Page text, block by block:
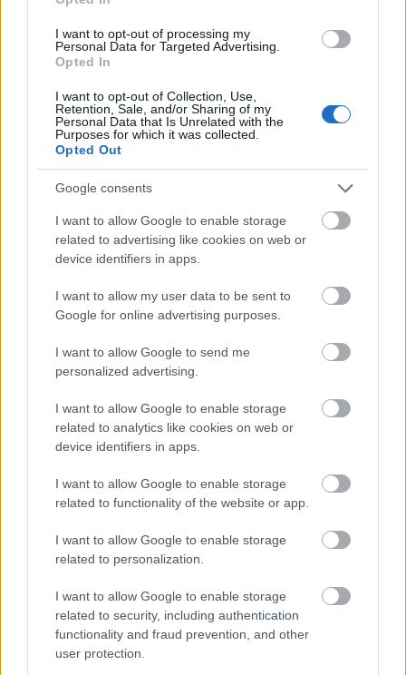
I want to opt-out of processing my
Personal Data for Targeted Advertising.
Opted In
I want to opt-out of Collection, Use,
Retention, Sale, and/or Sharing of my
Personal Data that Is Unrelated with the
Purposes for which it was collected.
Opted Out
Google consents
I want to allow Google to enable storage
related to advertising like cookies on web or
device identifiers in apps.
I want to allow my user data to be sent to
Google for online advertising purposes.
I want to allow Google to send me
personalized advertising.
I want to allow Google to enable storage
related to analytics like cookies on web or
device identifiers in apps.
I want to allow Google to enable storage
related to functionality of the website or app.
I want to allow Google to enable storage
related to personalization.
I want to allow Google to enable storage
related to security, including authentication
functionality and fraud prevention, and other
user protection.
„Nem múlt el nyomtalanul” -
Honfoglalás kori leletek Pest
Sírásók naplója•2011. október 10.
Mint korábban mi is hírt adtunk róla, Pest megye
honfoglalás kori gyűjteménye az utóbbi egy évben
csodás leletekkel gazdagodott, beruházásoktól és
gazdasági tőkétől függetlenül – elkötelezett civil
örökségvédőknek köszönhetően. A Pest Megyei
Múzeumok Igazgatósága…
Végveszélyben a magyar régészeti
Gyucha Attila - Lassányi Gábor• 2011. szeptember 30.
- Emberek, van egy jó, meg rossz hírem! – hirdeti ki a
hajcsár az evezősöknek a gályán. - A jó hír az, hogy
holnap mindenki dupla fejadagot kap, a rossz az,
hogy a kapitány vízisíelni akar! Ez a régi vicc jut az
ember eszébe, arról a parlamentnek benyújtott új…
Ismét régészek a Kutatók éjszakáján
Véres bronzkori csaták, kő- és csonteszközök titkai,
légi régészet, ékszerek a népvándorlás korból ­- ismét